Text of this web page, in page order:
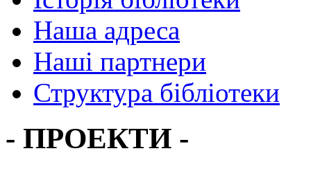
Наша адреса
Наші партнери
Структура бібліотеки
- ПРОЕКТИ -